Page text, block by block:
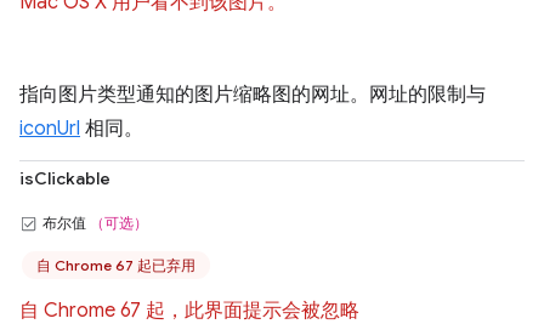
指向图片类型通知的图片缩略图的网址。网址的限制与
iconUrl 相同。
isClickable
布尔值 （可选）
自 Chrome 67 起已弃用
自 Chrome 67 起，此界面提示会被忽略